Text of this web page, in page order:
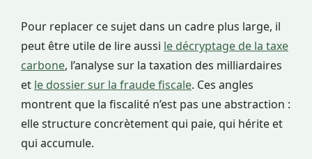
Pour replacer ce sujet dans un cadre plus large, il
peut être utile de lire aussi le décryptage de la taxe
carbone, l’analyse sur la taxation des milliardaires
et le dossier sur la fraude fiscale. Ces angles
montrent que la fiscalité n’est pas une abstraction :
elle structure concrètement qui paie, qui hérite et
qui accumule.